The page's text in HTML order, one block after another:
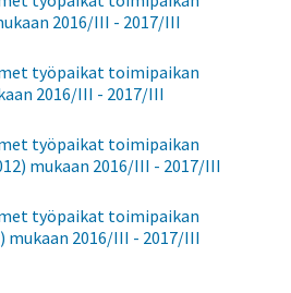
2016/III - 2017/III
työpaikat toimipaikan
2016/III - 2017/III
työpaikat toimipaikan
mukaan 2016/III - 2017/III
työpaikat toimipaikan
mukaan 2016/III - 2017/III